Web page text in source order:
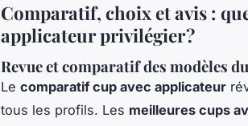
Comparatif, choix et avis :
applicateur privilégier ?
Revue et comparatif des modèles
Le comparatif cup avec applicateur
tous les profils. Les meilleures cups